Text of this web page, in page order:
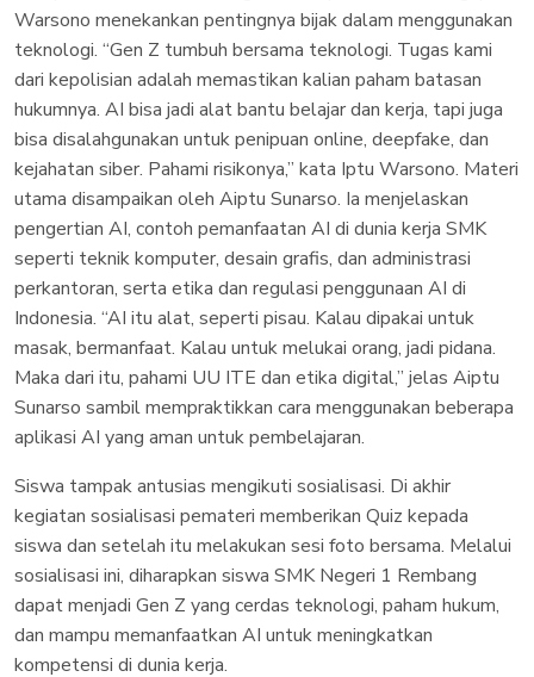
Warsono menekankan pentingnya bijak dalam menggunakan
teknologi. “Gen Z tumbuh bersama teknologi. Tugas kami
dari kepolisian adalah memastikan kalian paham batasan
hukumnya. AI bisa jadi alat bantu belajar dan kerja, tapi juga
bisa disalahgunakan untuk penipuan online, deepfake, dan
kejahatan siber. Pahami risikonya,” kata Iptu Warsono. Materi
utama disampaikan oleh Aiptu Sunarso. Ia menjelaskan
pengertian AI, contoh pemanfaatan AI di dunia kerja SMK
seperti teknik komputer, desain grafis, dan administrasi
perkantoran, serta etika dan regulasi penggunaan AI di
Indonesia. “AI itu alat, seperti pisau. Kalau dipakai untuk
masak, bermanfaat. Kalau untuk melukai orang, jadi pidana.
Maka dari itu, pahami UU ITE dan etika digital,” jelas Aiptu
Sunarso sambil mempraktikkan cara menggunakan beberapa
aplikasi AI yang aman untuk pembelajaran.
Siswa tampak antusias mengikuti sosialisasi. Di akhir
kegiatan sosialisasi pemateri memberikan Quiz kepada
siswa dan setelah itu melakukan sesi foto bersama. Melalui
sosialisasi ini, diharapkan siswa SMK Negeri 1 Rembang
dapat menjadi Gen Z yang cerdas teknologi, paham hukum,
dan mampu memanfaatkan AI untuk meningkatkan
kompetensi di dunia kerja.